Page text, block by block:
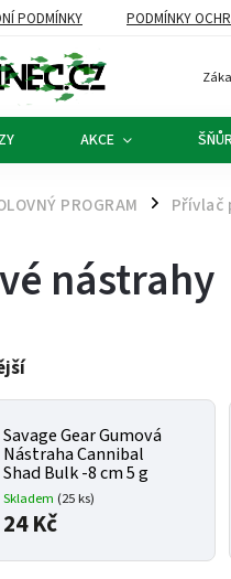
PODMÍNKY PODMÍNKY
AKCE
PROGRAM / Přívlač
nástrahy
Savage Gear Gumová
Nástraha Cannibal
Shad Bulk -8 cm 5 g
Skladem (25 ks)
24 Kč